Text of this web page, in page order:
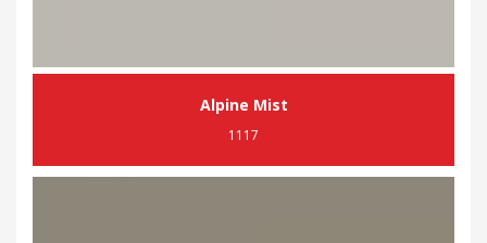
Alpine Mist
1117